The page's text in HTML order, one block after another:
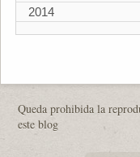
2014
Queda prohibida la
este blog